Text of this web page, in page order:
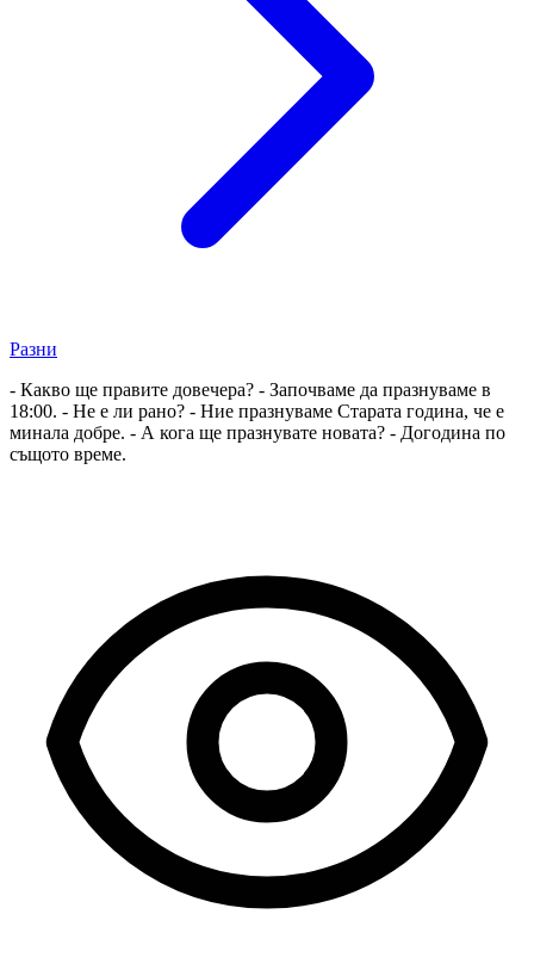
Разни
- Какво ще правите довечера? - Започваме да празнуваме в
18:00. - Не е ли рано? - Ние празнуваме Старата година, че е
минала добре. - А кога ще празнувате новата? - Догодина по
същото време.